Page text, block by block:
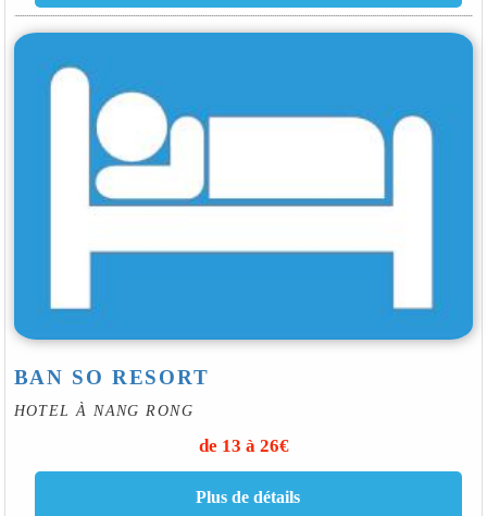
BAN SO RESORT
HOTEL À NANG RONG
de 13 à 26€